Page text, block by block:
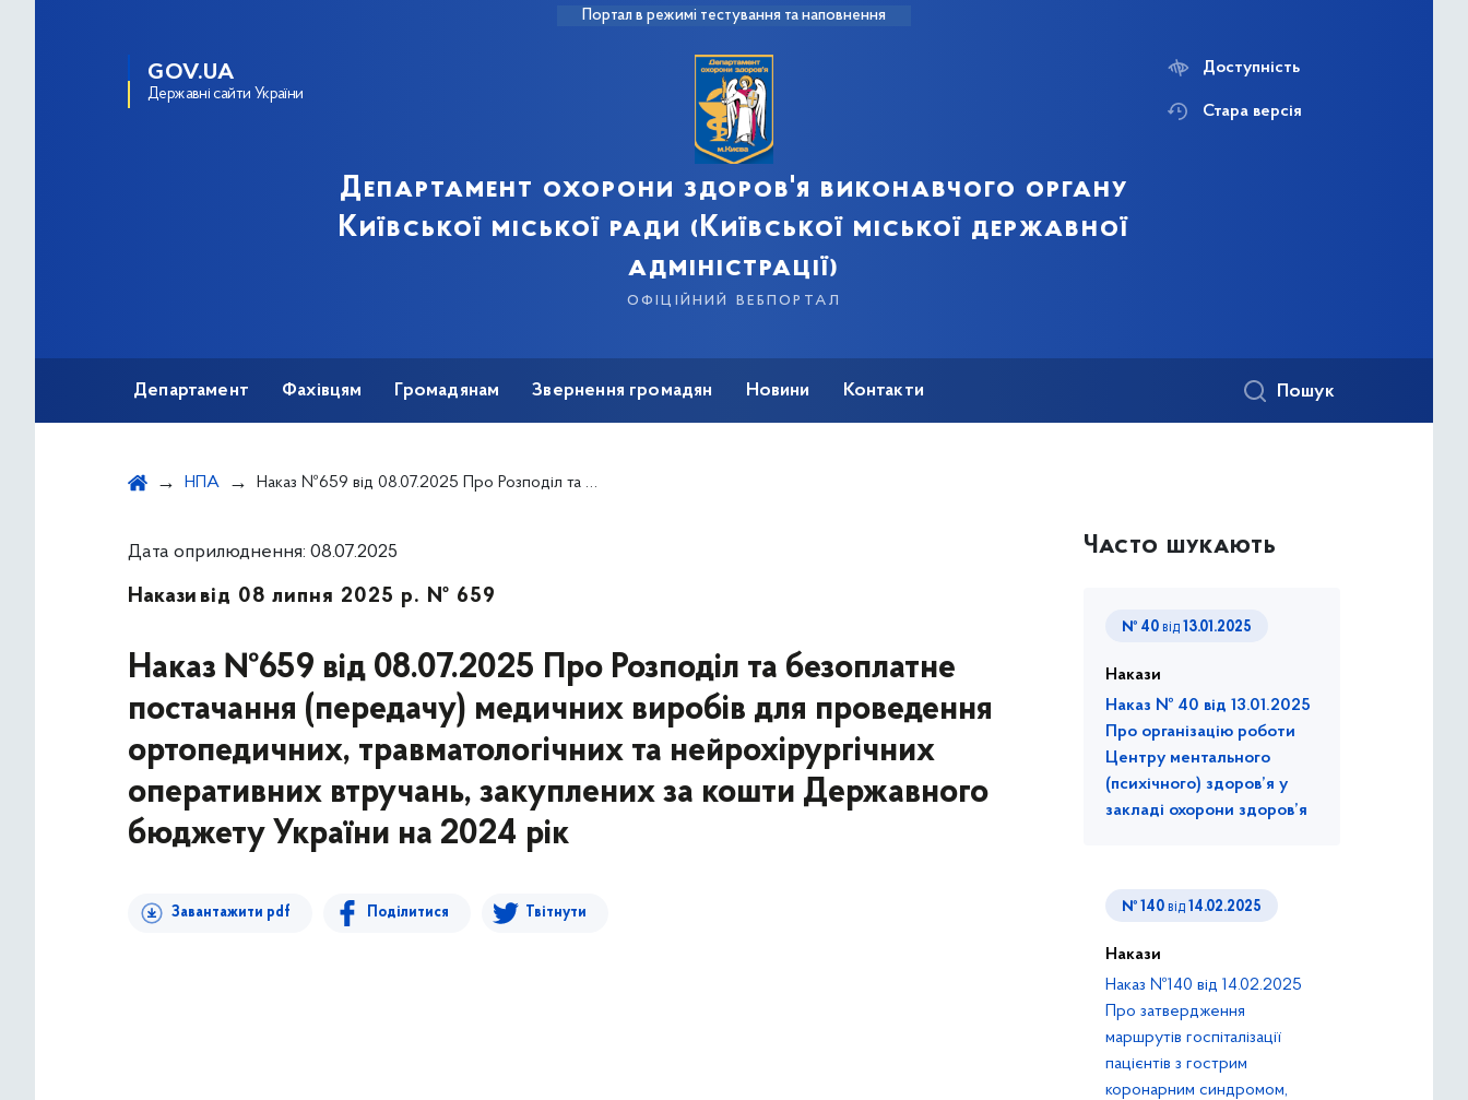
Портал в режимі тестування та наповнення
GOV.UA
Державні сайти України
Департамент охорони здоров'я виконавчого органу
Київської міської ради (Київської міської державної
адміністрації)
офіційний вебпортал
Доступність
Стара версія
Департамент Фахівцям Громадянам Звернення громадян Новини Контакти Пошук
НПА Наказ №659 від 08.07.2025 Про Розподіл та безоплатне постачання (передачу) медичних виробів для проведення ортопедичних, травматологічних та нейрохірургічних оперативних втручань, закуплених за кошти Державного бюджету України на 2024 рік
Дата оприлюднення: 08.07.2025
Накази від 08 липня 2025 р. № 659
Наказ №659 від 08.07.2025 Про Розподіл та безоплатне
постачання (передачу) медичних виробів для проведення
ортопедичних, травматологічних та нейрохірургічних
оперативних втручань, закуплених за кошти Державного
бюджету України на 2024 рік
Завантажити pdf Поділитися Твітнути
Часто шукають
№ 40 від 13.01.2025
Накази
Наказ № 40 від 13.01.2025
Про організацію роботи
Центру ментального
(психічного) здоров’я у
закладі охорони здоров’я
№ 140 від 14.02.2025
Накази
Наказ №140 від 14.02.2025
Про затвердження
маршрутів госпіталізації
пацієнтів з гострим
коронарним синдромом,